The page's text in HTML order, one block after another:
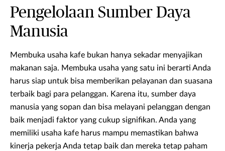
Pengelolaan Sumber Daya
Manusia
Membuka usaha kafe bukan hanya sekadar menyajikan
makanan saja. Membuka usaha yang satu ini berarti Anda
harus siap untuk bisa memberikan pelayanan dan suasana
terbaik bagi para pelanggan. Karena itu, sumber daya
manusia yang sopan dan bisa melayani pelanggan dengan
baik menjadi faktor yang cukup signifikan. Anda yang
memiliki usaha kafe harus mampu memastikan bahwa
kinerja pekerja Anda tetap baik dan mereka tetap paham